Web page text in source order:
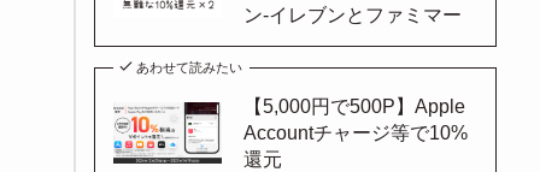
ン-イレブンとファミマー
あわせて読みたい
【5,000円で500P】Apple
Accountチャージ等で10%
還元